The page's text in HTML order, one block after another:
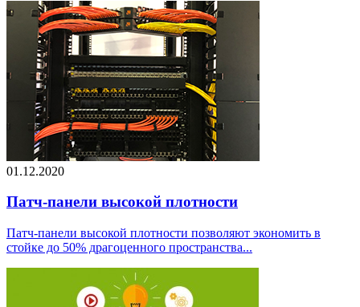
01.12.2020
Патч-панели высокой плотности
Патч-панели высокой плотности позволяют экономить в
стойке до 50% драгоценного пространства...